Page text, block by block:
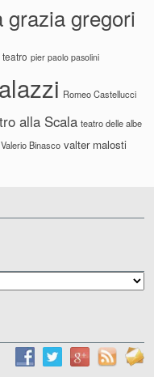
grazia gregori
pier paolo pasolini
Romeo Castellucci
alla Scala teatro delle albe
Valerio Binasco valter malosti